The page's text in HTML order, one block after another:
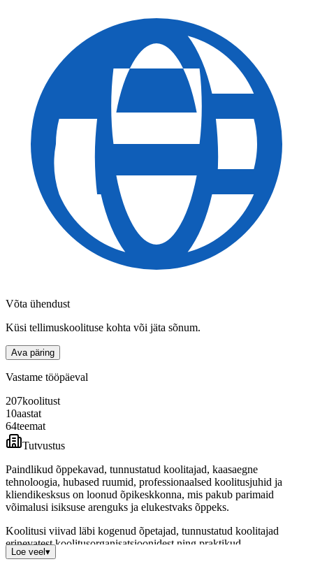
Võta ühendust
Küsi tellimuskoolituse kohta või jäta sõnum.
Ava päring
Vastame tööpäeval
207koolitust
10aastat
64teemat
Tutvustus
Paindlikud õppekavad, tunnustatud koolitajad, kaasaegne
tehnoloogia, hubased ruumid, professionaalsed koolitusjuhid ja
kliendikesksus on loonud õpikeskkonna, mis pakub parimaid
võimalusi isiksuse arenguks ja elukestvaks õppeks.
Koolitusi viivad läbi kogenud õpetajad, tunnustatud koolitajad
erinevatest koolitusorganisatsioonidest ning praktikud.
Loe veel ▾